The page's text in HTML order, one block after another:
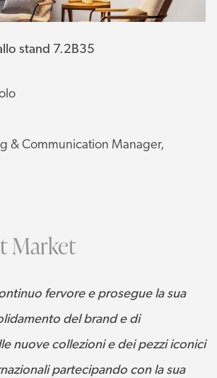
stand 7.2B35
& Communication Manager,
Market
fervore e prosegue la sua
del brand e di
nuove collezioni e dei pezzi iconici
partecipando con la sua